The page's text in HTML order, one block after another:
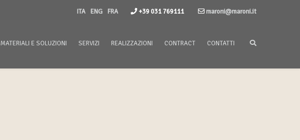
ITA ENG FRA +39 031 769111 maroni@maroni.it
MATERIALI E SOLUZIONI SERVIZI REALIZZAZIONI CONTRACT CONTATTI